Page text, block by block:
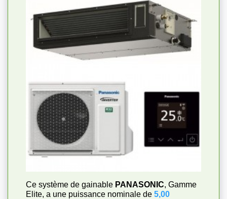
Ce système de gainable PANASONIC, Gamme
Elite, a une puissance nominale de 5,00